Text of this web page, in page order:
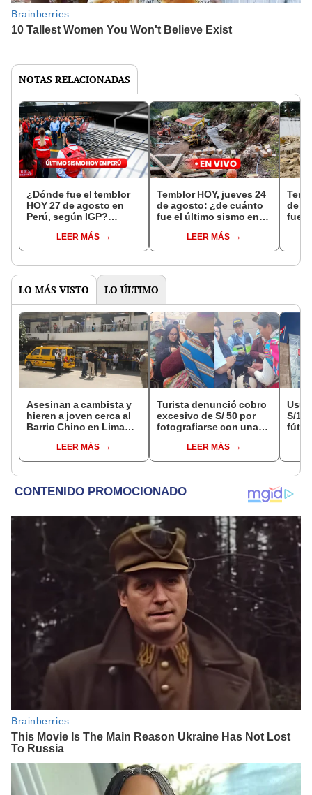
NOTAS RELACIONADAS
¿Dónde fue el temblor
HOY 27 de agosto en
Perú, según IGP?
LEER MÁS
Temblor HOY, jueves 24
de agosto: ¿de cuánto
fue el último sismo en
LEER MÁS
de
fue
LO MÁS VISTO LO ÚLTIMO
Asesinan a cambista y
hieren a joven cerca al
Barrio Chino en Lima
sospechoso detenido
LEER MÁS
Turista denunció cobro
excesivo de S/ 50 por
fotografiarse con una
Serenazgo recuperó el
dinero
LEER MÁS
S/